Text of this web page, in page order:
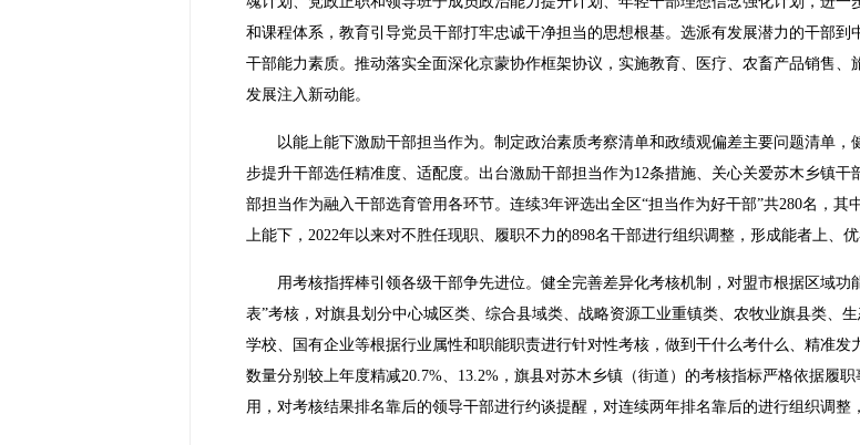
和课程体系，教育引导党员干部打牢忠诚干净担当的思想根基。选派有发展潜力的干部
干部能力素质。推动落实全面深化京蒙协作框架协议，实施教育、医疗、农畜产品销售
发展注入新动能。
以能上能下激励干部担当作为。制定政治素质考察清单和政绩观偏差主要问题清单
步提升干部选任精准度、适配度。出台激励干部担当作为12条措施、关心关爱苏木乡镇
部担当作为融入干部选育管用各环节。连续3年评选出全区“担当作为好干部”共280名，
上能下，2022年以来对不胜任现职、履职不力的898名干部进行组织调整，形成能者上、
用考核指挥棒引领各级干部争先进位。健全完善差异化考核机制，对盟市根据区域
表”考核，对旗县划分中心城区类、综合县域类、战略资源工业重镇类、农牧业旗县类、
学校、国有企业等根据行业属性和职能职责进行针对性考核，做到干什么考什么、精准
数量分别较上年度精减20.7%、13.2%，旗县对苏木乡镇（街道）的考核指标严格依据履
用，对考核结果排名靠后的领导干部进行约谈提醒，对连续两年排名靠后的进行组织调整